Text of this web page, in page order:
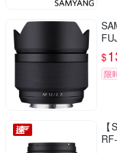
$
限